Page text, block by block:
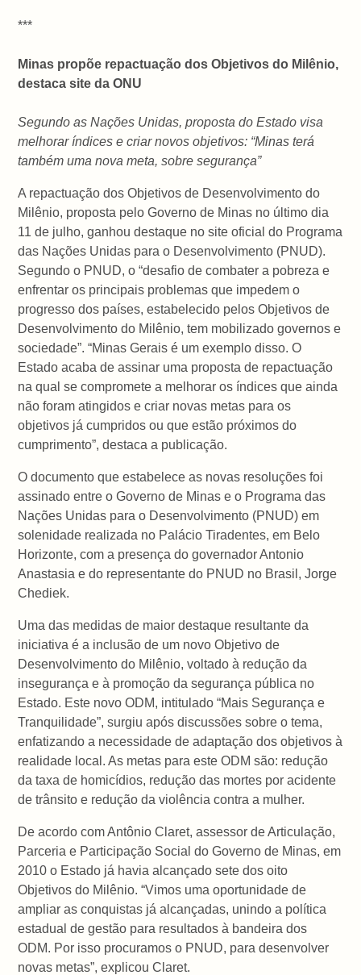
***
Minas propõe repactuação dos Objetivos do Milênio,
destaca site da ONU
Segundo as Nações Unidas, proposta do Estado visa
melhorar índices e criar novos objetivos: “Minas terá
também uma nova meta, sobre segurança”
A repactuação dos Objetivos de Desenvolvimento do
Milênio, proposta pelo Governo de Minas no último dia
11 de julho, ganhou destaque no site oficial do Programa
das Nações Unidas para o Desenvolvimento (PNUD).
Segundo o PNUD, o “desafio de combater a pobreza e
enfrentar os principais problemas que impedem o
progresso dos países, estabelecido pelos Objetivos de
Desenvolvimento do Milênio, tem mobilizado governos e
sociedade”. “Minas Gerais é um exemplo disso. O
Estado acaba de assinar uma proposta de repactuação
na qual se compromete a melhorar os índices que ainda
não foram atingidos e criar novas metas para os
objetivos já cumpridos ou que estão próximos do
cumprimento”, destaca a publicação.
O documento que estabelece as novas resoluções foi
assinado entre o Governo de Minas e o Programa das
Nações Unidas para o Desenvolvimento (PNUD) em
solenidade realizada no Palácio Tiradentes, em Belo
Horizonte, com a presença do governador Antonio
Anastasia e do representante do PNUD no Brasil, Jorge
Chediek.
Uma das medidas de maior destaque resultante da
iniciativa é a inclusão de um novo Objetivo de
Desenvolvimento do Milênio, voltado à redução da
insegurança e à promoção da segurança pública no
Estado. Este novo ODM, intitulado “Mais Segurança e
Tranquilidade”, surgiu após discussões sobre o tema,
enfatizando a necessidade de adaptação dos objetivos à
realidade local. As metas para este ODM são: redução
da taxa de homicídios, redução das mortes por acidente
de trânsito e redução da violência contra a mulher.
De acordo com Antônio Claret, assessor de Articulação,
Parceria e Participação Social do Governo de Minas, em
2010 o Estado já havia alcançado sete dos oito
Objetivos do Milênio. “Vimos uma oportunidade de
ampliar as conquistas já alcançadas, unindo a política
estadual de gestão para resultados à bandeira dos
ODM. Por isso procuramos o PNUD, para desenvolver
novas metas”, explicou Claret.